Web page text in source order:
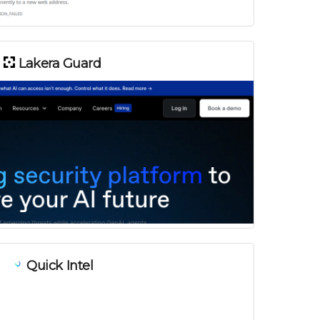
Lakera Guard
Quick Intel